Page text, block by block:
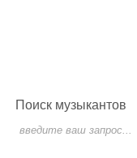
Поиск музыкантов